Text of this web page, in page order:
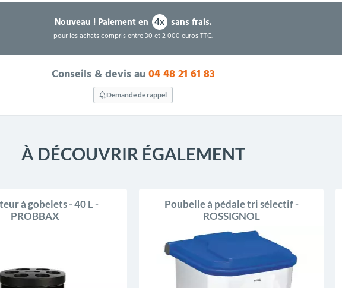
Nouveau !Paiement en 4x sans frais.
pour les achats compris entre 30 et 2 000 euros TTC.
Conseils & devis au04 48 21 61 83
Demande de rappel
À DÉCOUVRIR ÉGALEMENT
à gobelets - 40 L -
PROBBAX
Poubelle à pédale tri sélectif -
ROSSIGNOL